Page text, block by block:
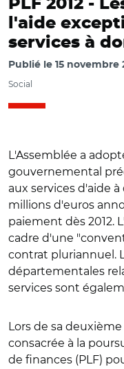
PLF 2012 -
l'aide
services à
Publié le 15 novembre
Social
L'Assemblée a
gouvernemental
aux services d'aide
millions d'euros
paiement dès 2012.
cadre d'une
contrat pluriannuel.
départementales
services sont
Lors de sa
consacrée à la
de finances (PLF)